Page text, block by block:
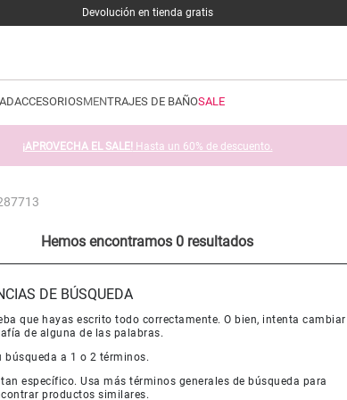
Devolución en tienda gratis
ACCESORIOSMENTRAJES DE BAÑOSALE
¡APROVECHA EL SALE! Hasta un 60% de descuento.
Hemos encontramos 0 resultados
DE BÚSQUEDA
que hayas escrito todo correctamente. O bien, intenta cambiar
de alguna de las palabras.
búsqueda a 1 o 2 términos.
específico. Usa más términos generales de búsqueda para
productos similares.